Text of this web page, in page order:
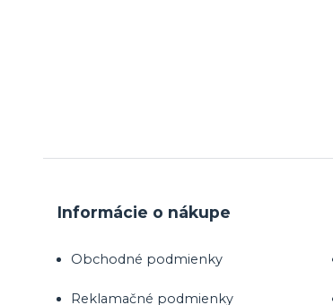
Informácie o nákupe
Obchodné podmienky
Reklamačné podmienky